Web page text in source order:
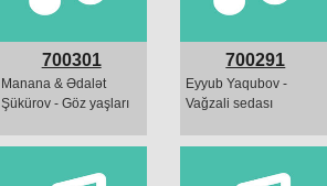
700301
Manana & Ədalət
Şükürov - Göz yaşları
700291
Eyyub Yaqubov -
Vağzali sedası